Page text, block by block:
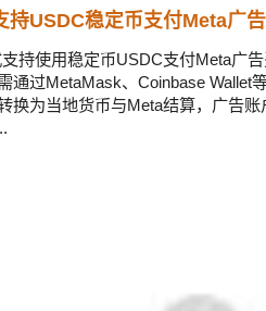
持USDC稳定币支付Meta广
持使用稳定币USDC支付Meta广
通过MetaMask、Coinbase Wallet
换为当地货币与Meta结算，广告